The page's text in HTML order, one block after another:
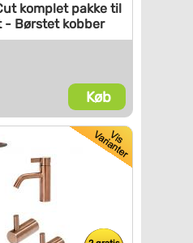
kompletpakke til
- Børstet kobber
Køb